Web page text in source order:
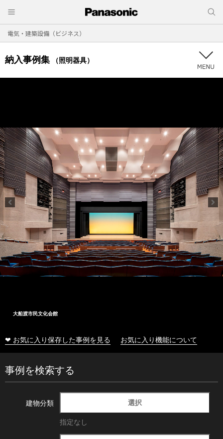
電気・建築設備（ビジネス）
納入事例集 （照明器具）
大船渡市民文化会館
❤ お気に入り保存した事例を見る お気に入り機能について
事例を検索する
建物分類 選択
指定なし